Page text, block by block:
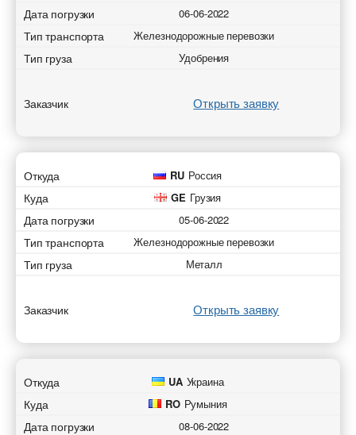
Дата погрузки 06-06-2022
Тип транспорта Железнодорожные перевозки
Тип груза Удобрения
Заказчик Открыть заявку
Откуда RU Россия
Куда GE Грузия
Дата погрузки 05-06-2022
Тип транспорта Железнодорожные перевозки
Тип груза Металл
Заказчик Открыть заявку
Откуда UA Украина
Куда RO Румыния
Дата погрузки 08-06-2022